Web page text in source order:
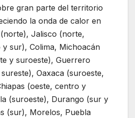
gran parte del territorio
la onda de calor en
Jalisco (norte,
sur), Colima, Michoacán
y suroeste), Guerrero
Oaxaca (suroeste,
(oeste, centro y
(suroeste), Durango (sur y
(sur), Morelos, Puebla